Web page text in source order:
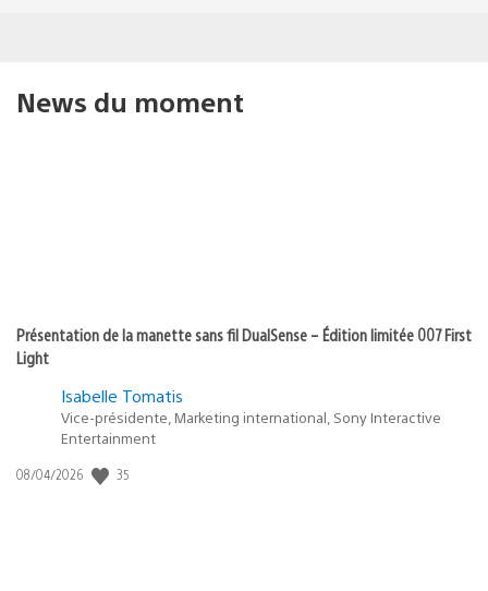
News du moment
Présentation de la manette sans fil DualSense – Édition limitée 007 First
Light
Isabelle Tomatis
Vice-présidente, Marketing international, Sony Interactive
Entertainment
Date
08/04/2026 35